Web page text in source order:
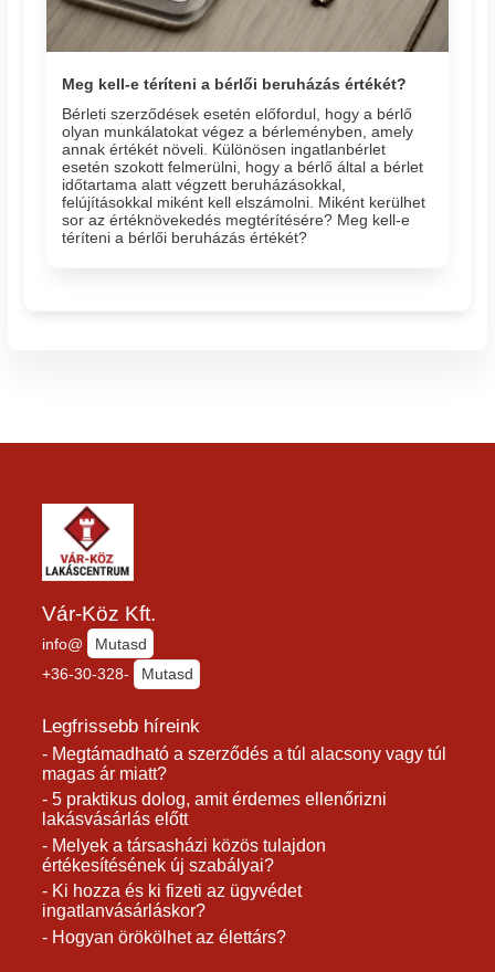
Meg kell-e téríteni a bérlői beruházás értékét?
Bérleti szerződések esetén előfordul, hogy a bérlő
olyan munkálatokat végez a bérleményben, amely
annak értékét növeli. Különösen ingatlanbérlet
esetén szokott felmerülni, hogy a bérlő által a bérlet
időtartama alatt végzett beruházásokkal,
felújításokkal miként kell elszámolni. Miként kerülhet
sor az értéknövekedés megtérítésére? Meg kell-e
téríteni a bérlői beruházás értékét?
Vár-Köz Kft.
info@
Mutasd
+36-30-328-
Mutasd
Legfrissebb híreink
- Megtámadható a szerződés a túl alacsony vagy túl
magas ár miatt?
- 5 praktikus dolog, amit érdemes ellenőrizni
lakásvásárlás előtt
- Melyek a társasházi közös tulajdon
értékesítésének új szabályai?
- Ki hozza és ki fizeti az ügyvédet
ingatlanvásárláskor?
- Hogyan örökölhet az élettárs?